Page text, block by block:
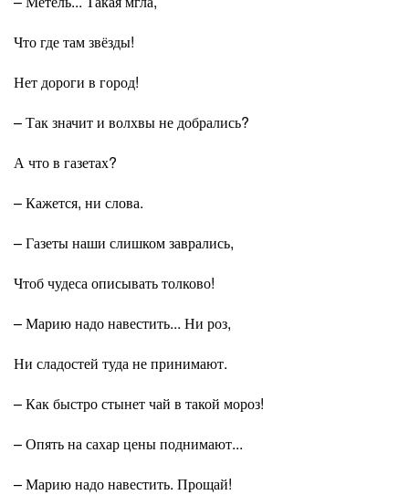
Что где там звёзды!
Нет дороги в город!
– Так значит и волхвы не добрались?
А что в газетах?
– Кажется, ни слова.
– Газеты наши слишком заврались,
Чтоб чудеса описывать толково!
– Марию надо навестить... Ни роз,
Ни сладостей туда не принимают.
– Как быстро стынет чай в такой мороз!
– Опять на сахар цены поднимают...
– Марию надо навестить. Прощай!